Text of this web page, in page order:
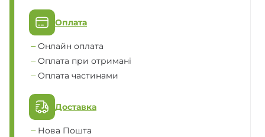
Оплата
Онлайн оплата
Оплата при отримані
Оплата частинами
Доставка
Нова Пошта